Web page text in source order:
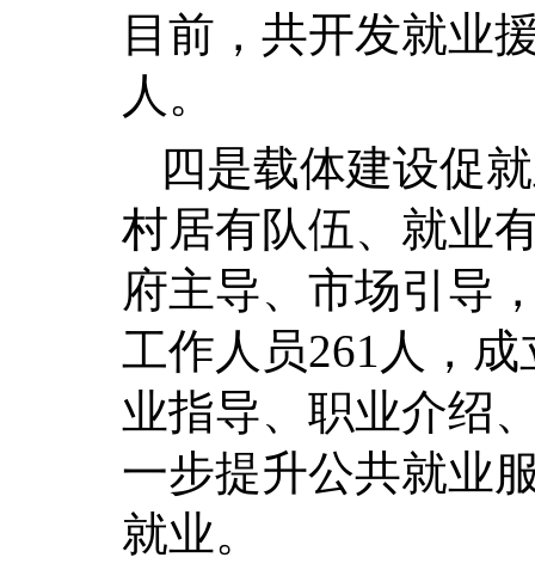
目前，共开发就业
人。
四是载体建设促
村居有队伍、就业
府主导、市场引导
工作人员261人，
业指导、职业介绍
一步提升公共就业
就业。